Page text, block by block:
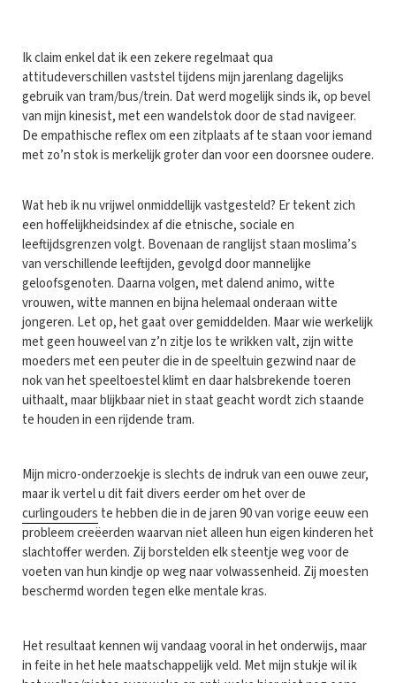
Ik claim enkel dat ik een zekere regelmaat qua
attitudeverschillen vaststel tijdens mijn jarenlang dagelijks
gebruik van tram/bus/trein. Dat werd mogelijk sinds ik, op bevel
van mijn kinesist, met een wandelstok door de stad navigeer.
De empathische reflex om een zitplaats af te staan voor iemand
met zo’n stok is merkelijk groter dan voor een doorsnee oudere.
Wat heb ik nu vrijwel onmiddellijk vastgesteld? Er tekent zich
een hoffelijkheidsindex af die etnische, sociale en
leeftijdsgrenzen volgt. Bovenaan de ranglijst staan moslima’s
van verschillende leeftijden, gevolgd door mannelijke
geloofsgenoten. Daarna volgen, met dalend animo, witte
vrouwen, witte mannen en bijna helemaal onderaan witte
jongeren. Let op, het gaat over gemiddelden. Maar wie werkelijk
met geen houweel van z’n zitje los te wrikken valt, zijn witte
moeders met een peuter die in de speeltuin gezwind naar de
nok van het speeltoestel klimt en daar halsbrekende toeren
uithaalt, maar blijkbaar niet in staat geacht wordt zich staande
te houden in een rijdende tram.
Mijn micro-onderzoekje is slechts de indruk van een ouwe zeur,
maar ik vertel u dit fait divers eerder om het over de
curlingouders te hebben die in de jaren 90 van vorige eeuw een
probleem creëerden waarvan niet alleen hun eigen kinderen het
slachtoffer werden. Zij borstelden elk steentje weg voor de
voeten van hun kindje op weg naar volwassenheid. Zij moesten
beschermd worden tegen elke mentale kras.
Het resultaat kennen wij vandaag vooral in het onderwijs, maar
in feite in het hele maatschappelijk veld. Met mijn stukje wil ik